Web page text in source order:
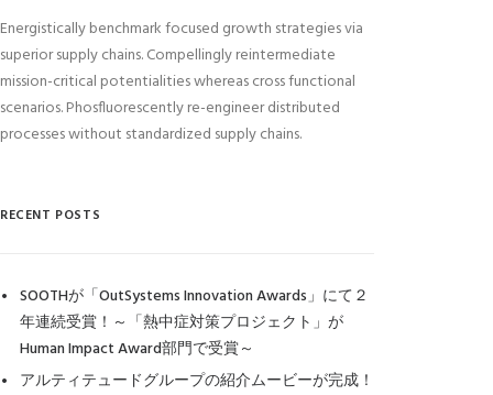
Energistically benchmark focused growth strategies via
superior supply chains. Compellingly reintermediate
mission-critical potentialities whereas cross functional
scenarios. Phosfluorescently re-engineer distributed
processes without standardized supply chains.
RECENT POSTS
SOOTHが「OutSystems Innovation Awards」にて２
年連続受賞！～「熱中症対策プロジェクト」が
Human Impact Award部門で受賞～
アルティテュードグループの紹介ムービーが完成！